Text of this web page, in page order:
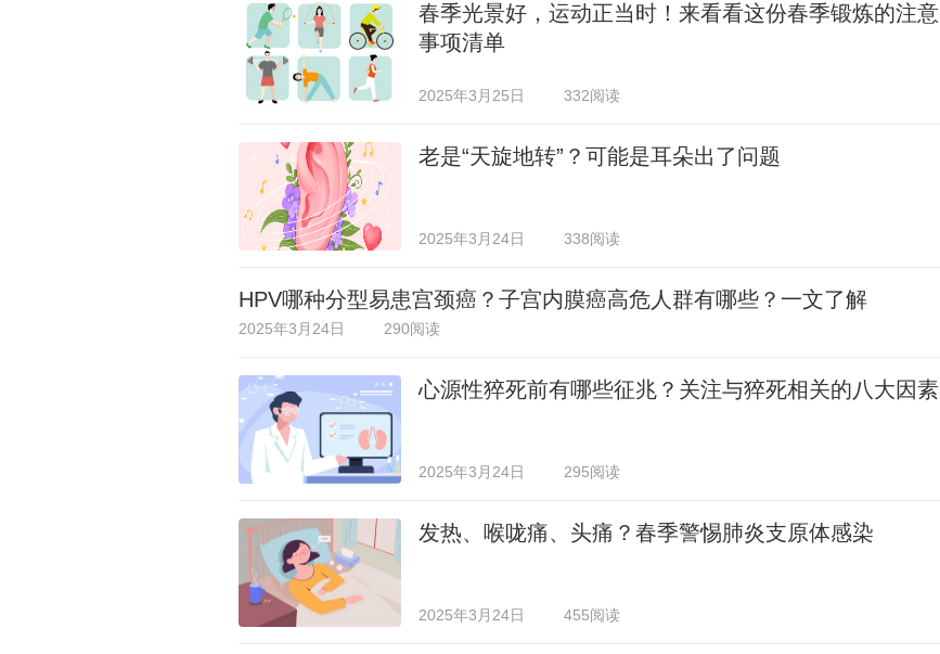
春季光景好，运动正当时！来看看这份春季锻炼的注意
事项清单
2025年3月25日 332阅读
老是“天旋地转”？可能是耳朵出了问题
2025年3月24日 338阅读
HPV哪种分型易患宫颈癌？子宫内膜癌高危人群有哪些？一文了解
2025年3月24日 290阅读
心源性猝死前有哪些征兆？关注与猝死相关的八大因素
2025年3月24日 295阅读
发热、喉咙痛、头痛？春季警惕肺炎支原体感染
2025年3月24日 455阅读